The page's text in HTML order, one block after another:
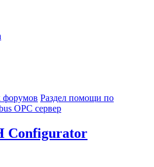
форумов Раздел помощи по
OPC сервер
Configurator